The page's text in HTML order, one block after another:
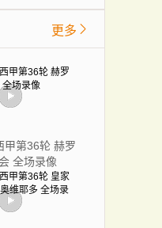
更多
甲第36轮 赫罗
全场录像